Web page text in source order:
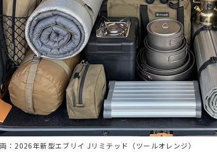
：2026年新型エブリイ Jリミテッド（ツールオレンジ）